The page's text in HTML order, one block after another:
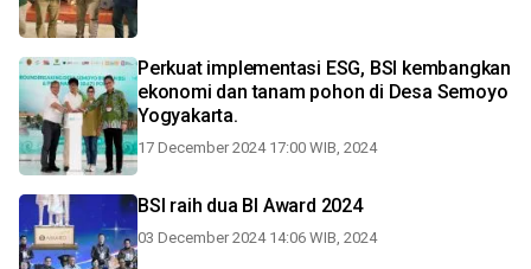
Perkuat implementasi ESG, BSI kembangkan
ekonomi dan tanam pohon di Desa Semoyo
Yogyakarta.
17 December 2024 17:00 WIB, 2024
BSI raih dua BI Award 2024
03 December 2024 14:06 WIB, 2024